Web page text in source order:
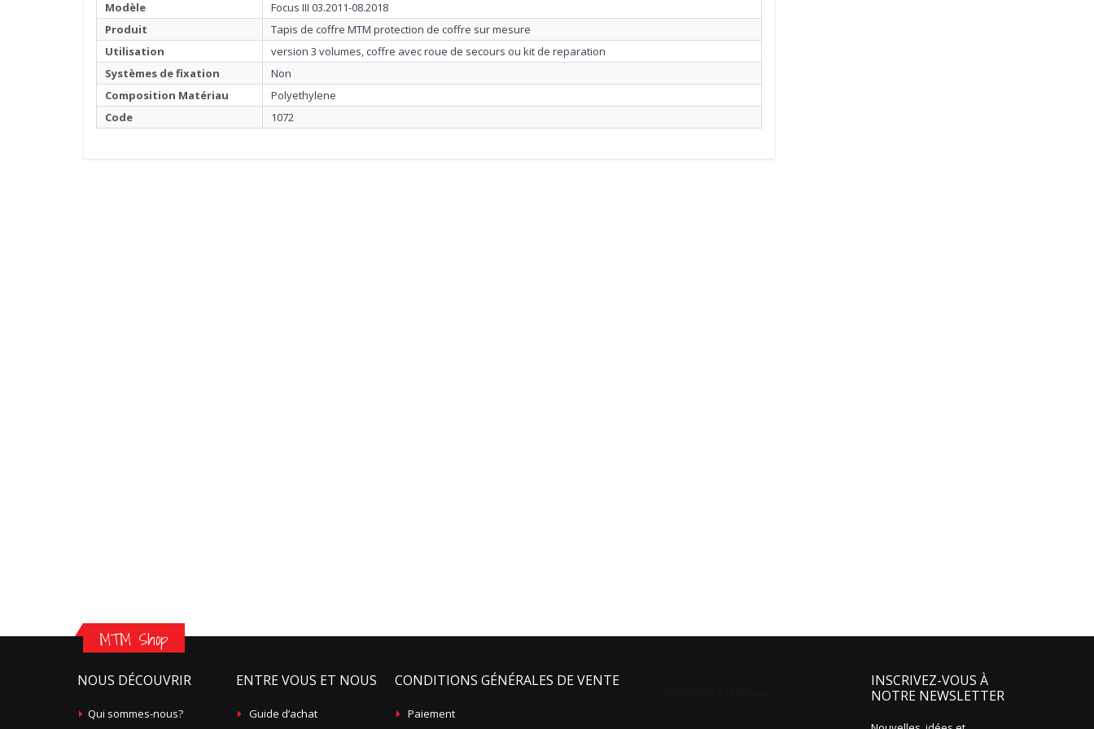
Modèle
Focus III 03.2011-08.2018
Produit
Tapis de coffre MTM protection de coffre sur mesure
Utilisation
version 3 volumes, coffre avec roue de secours ou kit de reparation
Systèmes de fixation
Non
Composition Matériau
Polyethylene
Code
1072
MTM Shop
NOUS DÉCOUVRIR
Qui sommes-nous?
ENTRE VOUS ET NOUS
Guide d’achat
CONDITIONS GÉNÉRALES DE VENTE
Paiement
INSCRIVEZ-VOUS À
NOTRE NEWSLETTER